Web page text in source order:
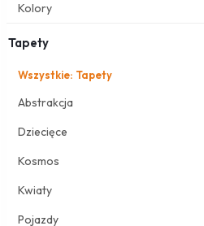
Kolory
Tapety
Wszystkie: Tapety
Abstrakcja
Dziecięce
Kosmos
Kwiaty
Pojazdy